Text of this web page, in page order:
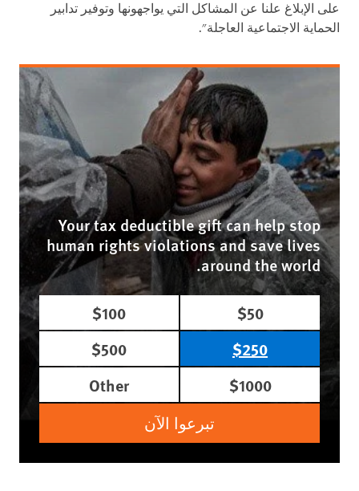
على الإبلاغ علنا عن المشاكل التي يواجهونها وتوفير تدابير
الحماية الاجتماعية العاجلة".
Your tax deductible gift can help stop
human rights violations and save lives
around the world.
$50
$100
$250
$500
$1000
Other
تبرعوا الآن